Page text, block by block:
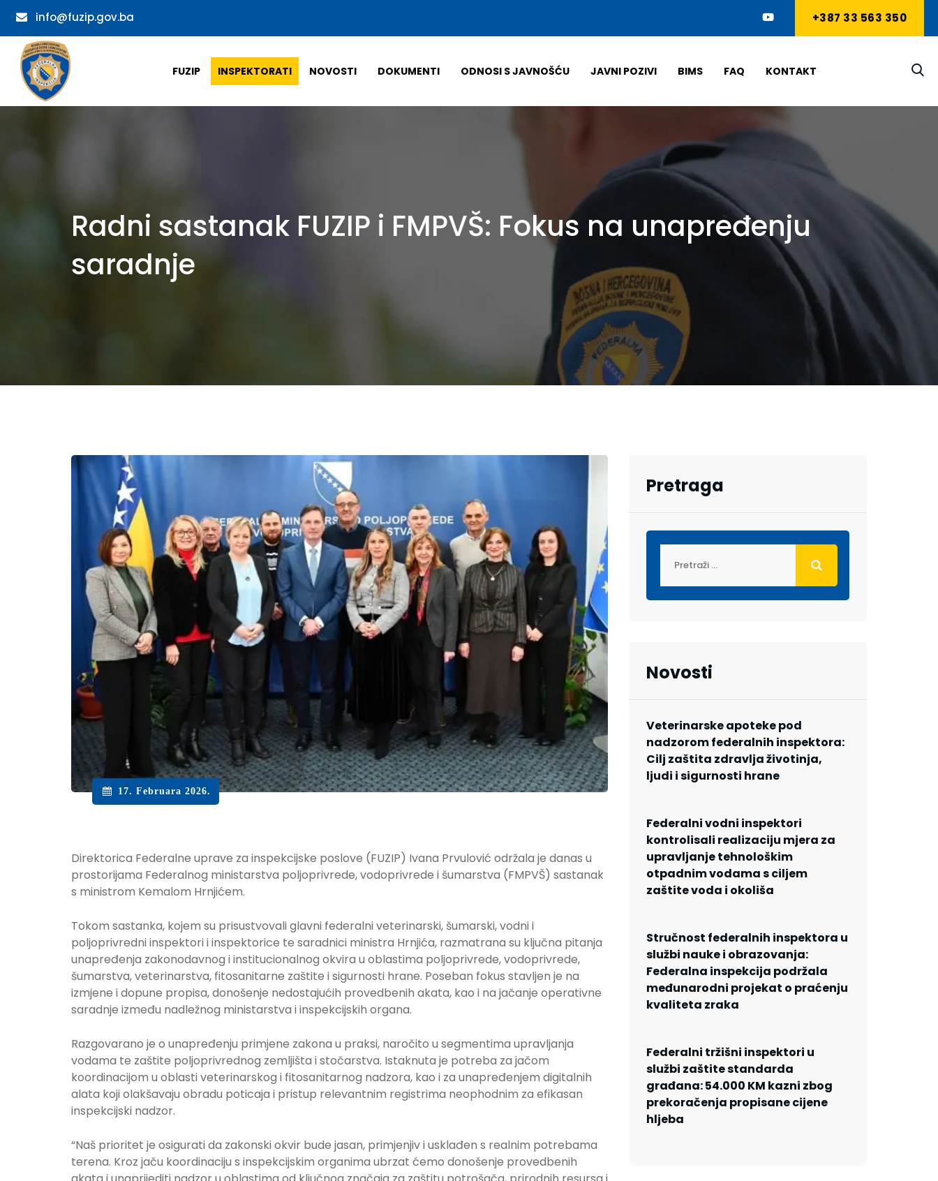
info@fuzip.gov.ba +387 33 563 350
FUZIP INSPEKTORATI NOVOSTI DOKUMENTI ODNOSI S JAVNOŠĆU JAVNI POZIVI BIMS FAQ KONTAKT
Radni sastanak FUZIP i FMPVŠ: Fokus na unapređenju
saradnje
17. Februara 2026.
Direktorica Federalne uprave za inspekcijske poslove (FUZIP) Ivana Prvulović održala je danas u
prostorijama Federalnog ministarstva poljoprivrede, vodoprivrede i šumarstva (FMPVŠ) sastanak
s ministrom Kemalom Hrnjićem.
Tokom sastanka, kojem su prisustvovali glavni federalni veterinarski, šumarski, vodni i
poljoprivredni inspektori i inspektorice te saradnici ministra Hrnjića, razmatrana su ključna pitanja
unapređenja zakonodavnog i institucionalnog okvira u oblastima poljoprivrede, vodoprivrede,
šumarstva, veterinarstva, fitosanitarne zaštite i sigurnosti hrane. Poseban fokus stavljen je na
izmjene i dopune propisa, donošenje nedostajućih provedbenih akata, kao i na jačanje operativne
saradnje između nadležnog ministarstva i inspekcijskih organa.
Razgovarano je o unapređenju primjene zakona u praksi, naročito u segmentima upravljanja
vodama te zaštite poljoprivrednog zemljišta i stočarstva. Istaknuta je potreba za jačom
koordinacijom u oblasti veterinarskog i fitosanitarnog nadzora, kao i za unapređenjem digitalnih
alata koji olakšavaju obradu poticaja i pristup relevantnim registrima neophodnim za efikasan
inspekcijski nadzor.
“Naš prioritet je osigurati da zakonski okvir bude jasan, primjenjiv i usklađen s realnim potrebama
terena. Kroz jaču koordinaciju s inspekcijskim organima ubrzat ćemo donošenje provedbenih
Pretraga
Novosti
Veterinarske apoteke pod
nadzorom federalnih inspektora:
Cilj zaštita zdravlja životinja,
ljudi i sigurnosti hrane
Federalni vodni inspektori
kontrolisali realizaciju mjera za
upravljanje tehnološkim
otpadnim vodama s ciljem
zaštite voda i okoliša
Stručnost federalnih inspektora u
službi nauke i obrazovanja:
Federalna inspekcija podržala
međunarodni projekat o praćenju
kvaliteta zraka
Federalni tržišni inspektori u
službi zaštite standarda
građana: 54.000 KM kazni zbog
prekoračenja propisane cijene
hljeba